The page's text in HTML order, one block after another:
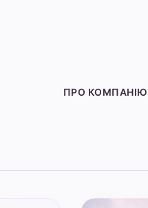
ПРО КОМПАНІЮ